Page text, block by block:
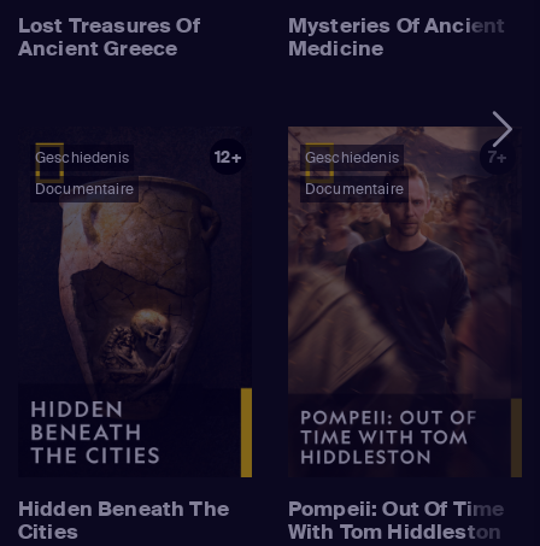
Lost Treasures Of
Ancient Greece
Mysteries Of Ancient
Medicine
Geschiedenis
Documentaire
12+
Hidden Beneath The
Cities
Geschiedenis
Documentaire
7+
Pompeii: Out Of Time
With Tom Hiddleston